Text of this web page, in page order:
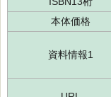
本体価格
資料情報1